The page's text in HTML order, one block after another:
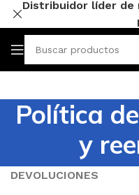
Política
y
DEVOLUCIONES
Distribuidor líder de